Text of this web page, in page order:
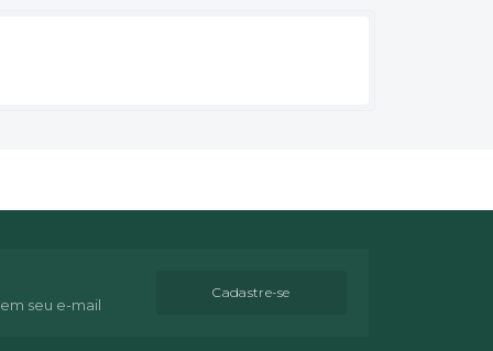
seu e-mail
Cadastre-se